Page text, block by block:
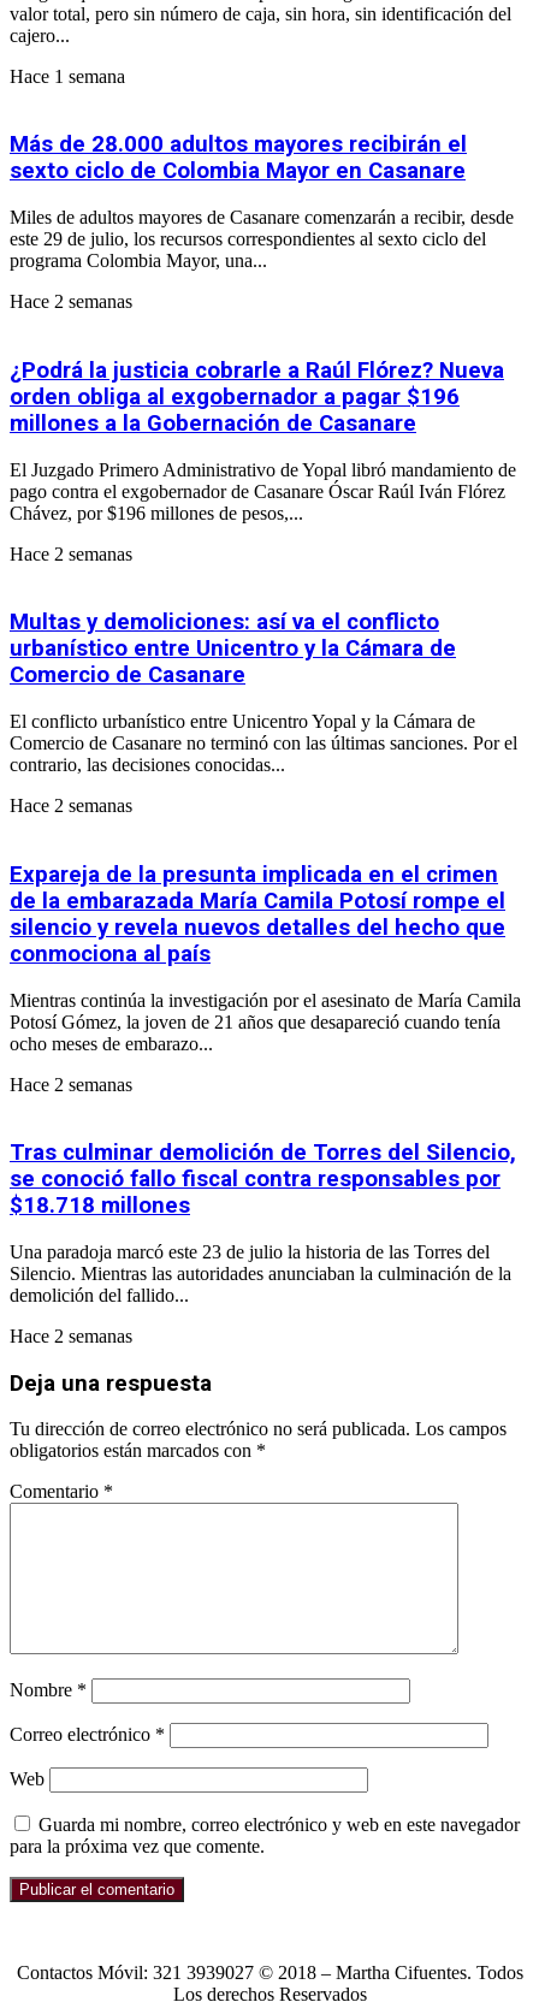
valor total, pero sin número de caja, sin hora, sin identificación del
cajero...
Hace 1 semana
Más de 28.000 adultos mayores recibirán el
sexto ciclo de Colombia Mayor en Casanare
Miles de adultos mayores de Casanare comenzarán a recibir, desde
este 29 de julio, los recursos correspondientes al sexto ciclo del
programa Colombia Mayor, una...
Hace 2 semanas
¿Podrá la justicia cobrarle a Raúl Flórez? Nueva
orden obliga al exgobernador a pagar $196
millones a la Gobernación de Casanare
El Juzgado Primero Administrativo de Yopal libró mandamiento de
pago contra el exgobernador de Casanare Óscar Raúl Iván Flórez
Chávez, por $196 millones de pesos,...
Hace 2 semanas
Multas y demoliciones: así va el conflicto
urbanístico entre Unicentro y la Cámara de
Comercio de Casanare
El conflicto urbanístico entre Unicentro Yopal y la Cámara de
Comercio de Casanare no terminó con las últimas sanciones. Por el
contrario, las decisiones conocidas...
Hace 2 semanas
Expareja de la presunta implicada en el crimen
de la embarazada María Camila Potosí rompe el
silencio y revela nuevos detalles del hecho que
conmociona al país
Mientras continúa la investigación por el asesinato de María Camila
Potosí Gómez, la joven de 21 años que desapareció cuando tenía
ocho meses de embarazo...
Hace 2 semanas
Tras culminar demolición de Torres del Silencio,
se conoció fallo fiscal contra responsables por
$18.718 millones
Una paradoja marcó este 23 de julio la historia de las Torres del
Silencio. Mientras las autoridades anunciaban la culminación de la
demolición del fallido...
Hace 2 semanas
Deja una respuesta
Tu dirección de correo electrónico no será publicada. Los campos
obligatorios están marcados con *
Comentario *
Nombre *
Correo electrónico *
Web
Guarda mi nombre, correo electrónico y web en este navegador
para la próxima vez que comente.
Contactos Móvil: 321 3939027 © 2018 – Martha Cifuentes. Todos
Los derechos Reservados